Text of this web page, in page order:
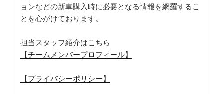
ョンなどの新車購入時に必要となる情報を網羅するこ
とを心がけております。
担当スタッフ紹介はこちら
【チームメンバープロフィール】
【プライバシーポリシー】